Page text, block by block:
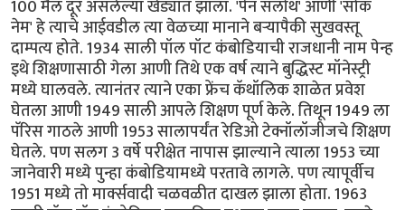
100 मैल दूर असलेल्या खेड्यात झाला. 'पेन सलोथ' आणी 'सोक
नेम' हे त्याचे आईवडील त्या वेळच्या मानाने बऱ्यापैकी सुखवस्तू
दाम्पत्य होते. 1934 साली पॉल पॉट कंबोडियाची राजधानी नाम पेन्ह
इथे शिक्षणासाठी गेला आणी तिथे एक वर्ष त्याने बुद्धिस्ट मॉनेस्ट्री
मध्ये घालवले. त्यानंतर त्याने एका फ्रेंच कॅथॉलिक शाळेत प्रवेश
घेतला आणी 1949 साली आपले शिक्षण पूर्ण केले. तिथून 1949 ला
पॅरिस गाठले आणी 1953 सालापर्यंत रेडिओ टेक्नॉलॉजीजचे शिक्षण
घेतले. पण सलग 3 वर्षे परीक्षेत नापास झाल्याने त्याला 1953 च्या
जानेवारी मध्ये पुन्हा कंबोडियामध्ये परतावे लागले. पण त्यापूर्वीच
1951 मध्ये तो मार्क्सवादी चळवळीत दाखल झाला होता. 1963